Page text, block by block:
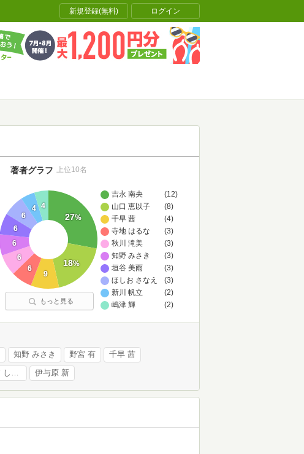
新規登録(無料) ログイン
吉永 南央
(12)
山口 恵以子
(8)
千早 茜
(4)
寺地 はるな
(3)
秋川 滝美
(3)
知野 みさき
(3)
垣谷 美雨
(3)
ほしお さなえ
(3)
新川 帆立
(2)
嶋津 輝
(2)
27%
18%
9
6
6
6
6
6
4 4
著者グラフ 上位10名
もっと見る
知野 みさき 野宮 有 千早 茜
凪良 ゆう,瀬尾 まいこ,坂木 司,一穂 ミチ,三浦 しをん 伊与原 新